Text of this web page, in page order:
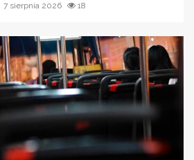
7 sierpnia 2026 18